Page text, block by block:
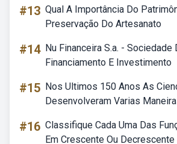
#13 Qual A Importância Do
Preservação Do Artesanato
#14 Nu Financeira S.a. - Sociedade
Financiamento E Investimento
#15 Nos Ultimos 150 Anos As
Desenvolveram Varias
#16 Classifique Cada Uma Das
Em Crescente Ou Decrescente